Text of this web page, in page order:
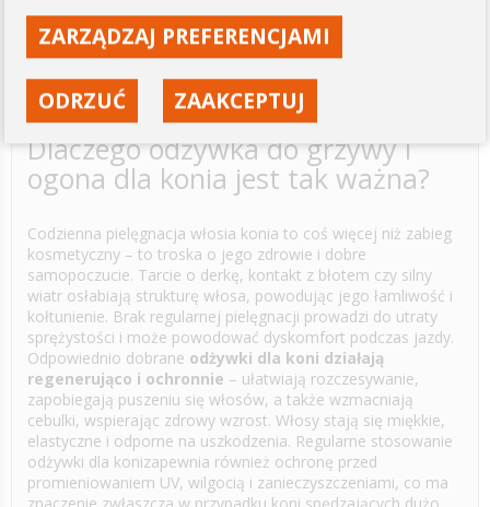
ZOBACZ
Dlaczego odżywka do grzywy i
ogona dla konia jest tak ważna?
Codzienna pielęgnacja włosia konia to coś więcej niż zabieg
kosmetyczny – to troska o jego zdrowie i dobre
samopoczucie. Tarcie o derkę, kontakt z błotem czy silny
wiatr osłabiają strukturę włosa, powodując jego łamliwość i
kołtunienie. Brak regularnej pielęgnacji prowadzi do utraty
sprężystości i może powodować dyskomfort podczas jazdy.
Odpowiednio dobrane odżywki dla koni działają
regenerująco i ochronnie – ułatwiają rozczesywanie,
zapobiegają puszeniu się włosów, a także wzmacniają
cebulki, wspierając zdrowy wzrost. Włosy stają się miękkie,
elastyczne i odporne na uszkodzenia. Regularne stosowanie
odżywki dla konizapewnia również ochronę przed
promieniowaniem UV, wilgocią i zanieczyszczeniami, co ma
ZARZĄDZAJ PREFERENCJAMI
ODRZUĆ ZAAKCEPTUJ